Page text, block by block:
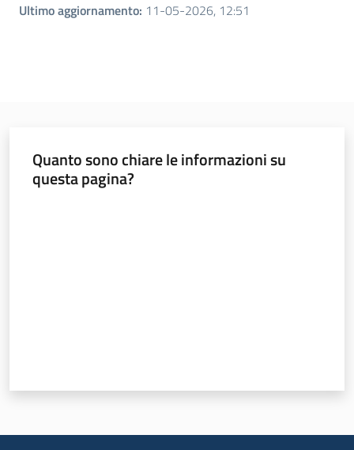
Ultimo aggiornamento: 11-05-2026, 12:51
Quanto sono chiare le informazioni su
questa pagina?